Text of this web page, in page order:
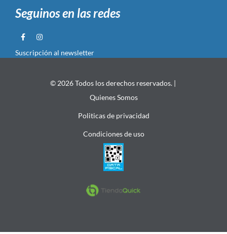
Seguinos en las redes
Suscripción al newsletter
© 2026 Todos los derechos reservados. |
Quienes Somos
Politicas de privacidad
Condiciones de uso